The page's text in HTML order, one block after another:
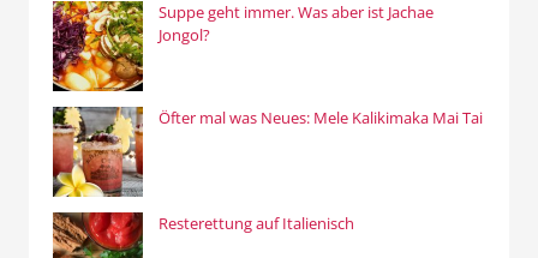
Suppe geht immer. Was aber ist Jachae
Jongol?
Öfter mal was Neues: Mele Kalikimaka Mai Tai
Resterettung auf Italienisch